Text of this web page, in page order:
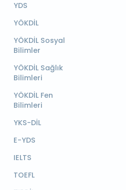
YDS
YÖKDİL
YÖKDİL Sosyal
Bilimler
YÖKDİL Sağlık
Bilimleri
YÖKDİL Fen
Bilimleri
YKS-DİL
E-YDS
IELTS
TOEFL